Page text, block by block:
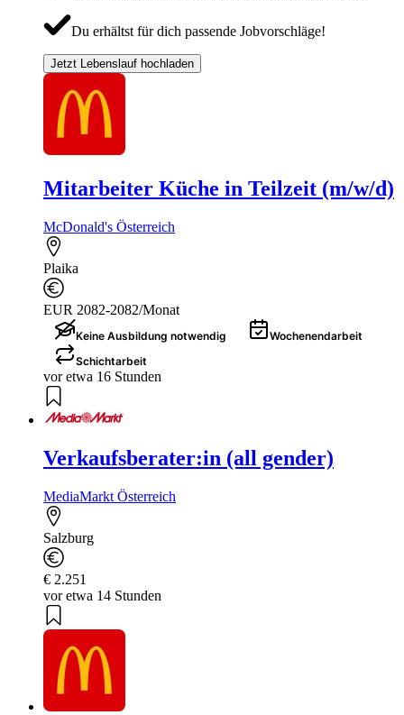
Du erhältst für dich passende Jobvorschläge!
Jetzt Lebenslauf hochladen
Mitarbeiter Küche in Teilzeit (m/w/d)
McDonald's Österreich
Plaika
EUR 2082-2082/Monat
Keine Ausbildung notwendig
Wochenendarbeit
Schichtarbeit
vor etwa 16 Stunden
Verkaufsberater:in (all gender)
MediaMarkt Österreich
Salzburg
€ 2.251
vor etwa 14 Stunden